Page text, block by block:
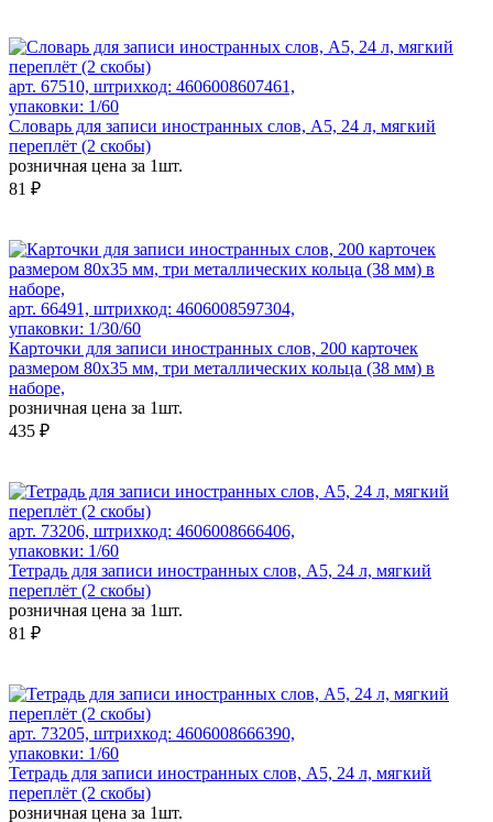
арт. 67510, штрихкод: 4606008607461,
упаковки: 1/60
Словарь для записи иностранных слов, А5, 24 л, мягкий
переплёт (2 скобы)
розничная цена за 1шт.
81 ₽
арт. 66491, штрихкод: 4606008597304,
упаковки: 1/30/60
Карточки для записи иностранных слов, 200 карточек
размером 80х35 мм, три металлических кольца (38 мм) в
наборе,
розничная цена за 1шт.
435 ₽
арт. 73206, штрихкод: 4606008666406,
упаковки: 1/60
Тетрадь для записи иностранных слов, А5, 24 л, мягкий
переплёт (2 скобы)
розничная цена за 1шт.
81 ₽
арт. 73205, штрихкод: 4606008666390,
упаковки: 1/60
Тетрадь для записи иностранных слов, А5, 24 л, мягкий
переплёт (2 скобы)
розничная цена за 1шт.